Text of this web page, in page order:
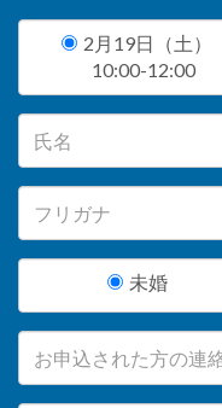
2月19日（土）
10:00-12:00
未婚